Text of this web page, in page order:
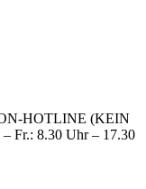
HOTLINE (KEIN
Fr.: 8.30 Uhr – 17.30